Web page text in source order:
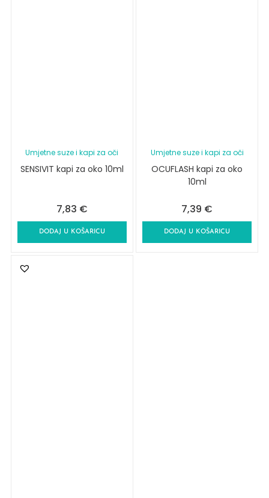
Umjetne suze i kapi za oči
SENSIVIT kapi za oko 10ml
7,83 €
DODAJ U KOŠARICU
Umjetne suze i kapi za oči
OCUFLASH kapi za oko
10ml
7,39 €
DODAJ U KOŠARICU